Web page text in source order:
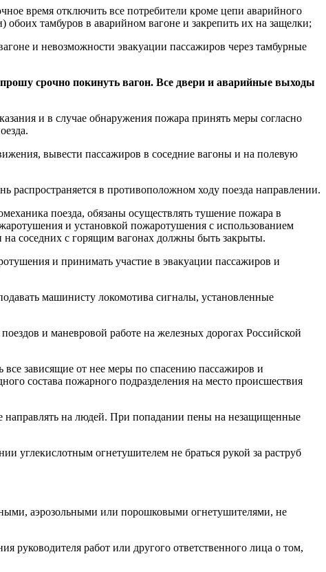
время отключить все потребители кроме цепи аварийного
тамбуров в аварийном вагоне и закрепить их на защелки;
и невозможности эвакуации пассажиров через тамбурные
срочно покинуть вагон. Все двери и аварийные выходы
и в случае обнаружения пожара принять меры согласно
вывести пассажиров в соседние вагоны и на полевую
распространяется в противоположном ходу поезда направлении.
поезда, обязаны осуществлять тушение пожара в
и установкой пожаротушения с использованием
на соседних с горящим вагонах должны быть закрыты.
и принимать участие в эвакуации пассажиров и
машинисту локомотива сигналы, установленные
и маневровой работе на железных дорогах Российской
зависящие от нее меры по спасению пассажиров и
состава пожарного подразделения на место происшествия
на людей. При попадании пены на незащищенные
углекислотным огнетушителем не браться рукой за раструб
аэрозольными или порошковыми огнетушителями, не
работ или другого ответственного лица о том,